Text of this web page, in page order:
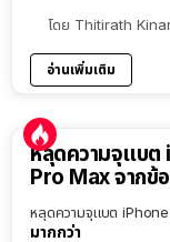
โดย Thitirath
อ่านเพิ่มเติม
หลุดความจุแบต
Pro Max จากข้
หลุดความจุแบต
มากกว่า